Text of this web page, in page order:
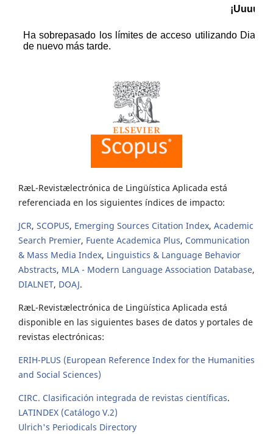
RæL-Revistælectrónica de Lingüística Aplicada está
referenciada en los siguientes índices de impacto:
JCR, SCOPUS, Emerging Sources Citation Index, Academic
Search Premier, Fuente Academica Plus, Communication
& Mass Media Index, Linguistics & Language Behavior
Abstracts, MLA - Modern Language Association Database,
DIALNET, DOAJ.
RæL-Revistælectrónica de Lingüística Aplicada está
disponible en las siguientes bases de datos y portales de
revistas electrónicas:
ERIH-PLUS (European Reference Index for the Humanities
and Social Sciences)
CIRC. Clasificación integrada de revistas científicas.
LATINDEX (Catálogo V.2)
Ulrich's Periodicals Directory